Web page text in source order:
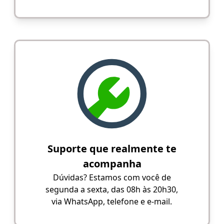
Suporte que realmente te
acompanha
Dúvidas? Estamos com você de
segunda a sexta, das 08h às 20h30,
via WhatsApp, telefone e e-mail.